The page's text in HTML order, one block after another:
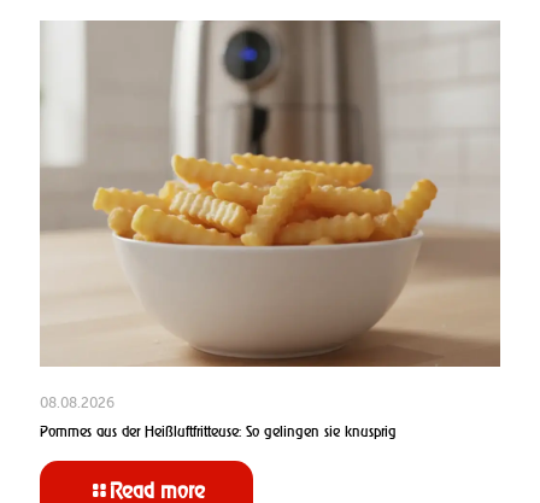
08.08.2026
Pommes aus der Heißluftfritteuse: So gelingen sie knusprig
Read more